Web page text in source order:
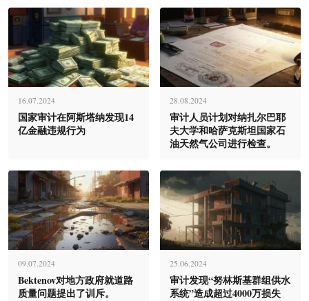
16.07.2024
国家审计在阿斯塔纳发现14
亿金融违规行为
28.08.2024
审计人员计划对纳扎尔巴耶
夫大学和哈萨克斯坦国家石
油天然气公司进行检查。
09.07.2024
Bektenov对地方政府就道路
质量问题提出了训斥。
25.06.2024
审计发现“努林斯基群组供水
系统”造成超过4000万损失